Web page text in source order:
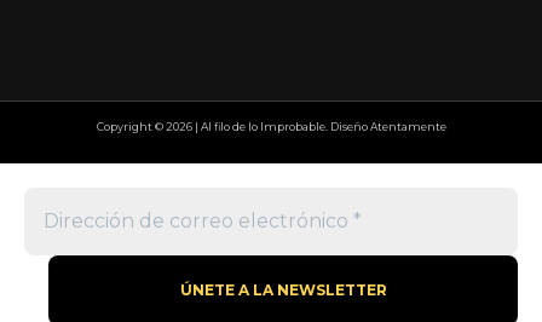
Copyright © 2026 | Al filo de lo Improbable. Diseño Atentamente